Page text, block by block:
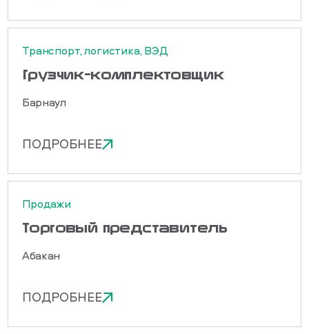
Транспорт, логистика, ВЭД
Грузчик-комплектовщик
Барнаул
ПОДРОБНЕЕ
Продажи
Торговый представитель
Абакан
ПОДРОБНЕЕ